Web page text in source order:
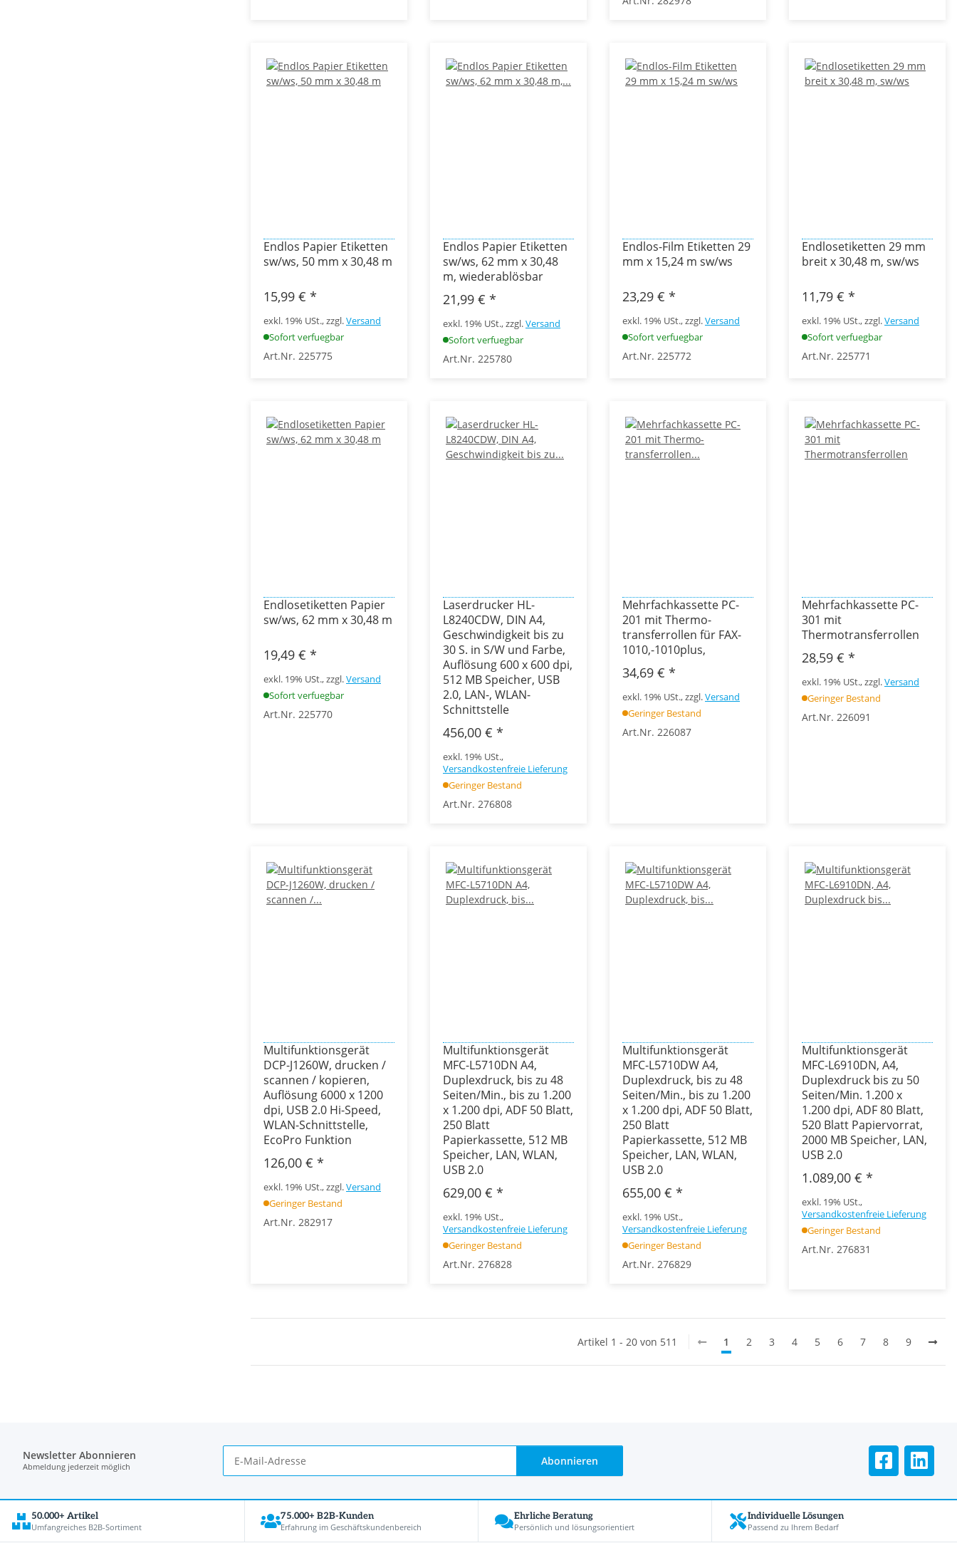
Endlos Papier Etiketten
sw/ws, 50 mm x 30,48 m
15,99 € *
exkl. 19% USt., zzgl.Versand
Sofort verfuegbar
Art.Nr. 225775
Endlos Papier Etiketten
sw/ws, 62 mm x 30,48
m, wiederablösbar
21,99 € *
exkl. 19% USt., zzgl.Versand
Sofort verfuegbar
Art.Nr. 225780
Endlos-Film Etiketten 29
mm x 15,24 m sw/ws
23,29 € *
exkl. 19% USt., zzgl.Versand
Sofort verfuegbar
Art.Nr. 225772
Endlosetiketten 29 mm
breit x 30,48 m, sw/ws
11,79 € *
exkl. 19% USt., zzgl.Versand
Sofort verfuegbar
Art.Nr. 225771
Endlosetiketten Papier
sw/ws, 62 mm x 30,48 m
19,49 € *
exkl. 19% USt., zzgl.Versand
Sofort verfuegbar
Art.Nr. 225770
Laserdrucker HL-
L8240CDW, DIN A4,
Geschwindigkeit bis zu
30 S. in S/W und Farbe,
Auflösung 600 x 600 dpi,
512 MB Speicher, USB
2.0, LAN-, WLAN-
Schnittstelle
456,00 € *
exkl. 19% USt.,
Versandkostenfreie Lieferung
Geringer Bestand
Art.Nr. 276808
Mehrfachkassette PC-
201 mit Thermo-
transferrollen für FAX-
1010,-1010plus,
34,69 € *
exkl. 19% USt., zzgl.Versand
Geringer Bestand
Art.Nr. 226087
Mehrfachkassette PC-
301 mit
Thermotransferrollen
28,59 € *
exkl. 19% USt., zzgl.Versand
Geringer Bestand
Art.Nr. 226091
Multifunktionsgerät
DCP-J1260W, drucken /
scannen / kopieren,
Auflösung 6000 x 1200
dpi, USB 2.0 Hi-Speed,
WLAN-Schnittstelle,
EcoPro Funktion
126,00 € *
exkl. 19% USt., zzgl.Versand
Geringer Bestand
Art.Nr. 282917
Multifunktionsgerät
MFC-L5710DN A4,
Duplexdruck, bis zu 48
Seiten/Min., bis zu 1.200
x 1.200 dpi, ADF 50 Blatt,
250 Blatt
Papierkassette, 512 MB
Speicher, LAN, WLAN,
USB 2.0
629,00 € *
exkl. 19% USt.,
Versandkostenfreie Lieferung
Geringer Bestand
Art.Nr. 276828
Multifunktionsgerät
MFC-L5710DW A4,
Duplexdruck, bis zu 48
Seiten/Min., bis zu 1.200
x 1.200 dpi, ADF 50 Blatt,
250 Blatt
Papierkassette, 512 MB
Speicher, LAN, WLAN,
USB 2.0
655,00 € *
exkl. 19% USt.,
Versandkostenfreie Lieferung
Geringer Bestand
Art.Nr. 276829
Multifunktionsgerät
MFC-L6910DN, A4,
Duplexdruck bis zu 50
Seiten/Min. 1.200 x
1.200 dpi, ADF 80 Blatt,
520 Blatt Papiervorrat,
2000 MB Speicher, LAN,
USB 2.0
1.089,00 € *
exkl. 19% USt.,
Versandkostenfreie Lieferung
Geringer Bestand
Art.Nr. 276831
Artikel 1 - 20 von 511 1 2 3 4 5 6 7 8 9
Newsletter Abonnieren
Abmeldung jederzeit möglich Abonnieren
50.000+ Artikel
Umfangreiches B2B-Sortiment
75.000+ B2B-Kunden
Erfahrung im Geschäftskundenbereich
Ehrliche Beratung
Persönlich und lösungsorientiert
Individuelle Lösungen
Passend zu Ihrem Bedarf